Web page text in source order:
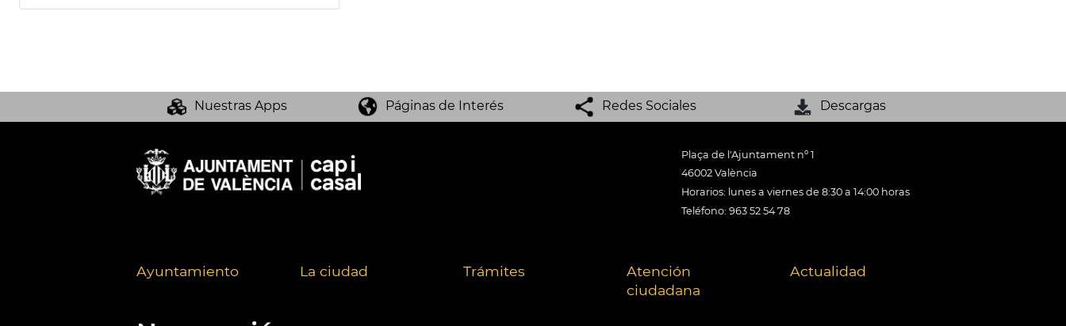
Nuestras Apps Páginas de Interés Redes Sociales Descargas
Plaça de l'Ajuntament nº 1
46002 València
Horarios: lunes a viernes de 8:30 a 14:00 horas
Teléfono: 963 52 54 78
Ayuntamiento La ciudad Trámites
Atención
ciudadana
Actualidad